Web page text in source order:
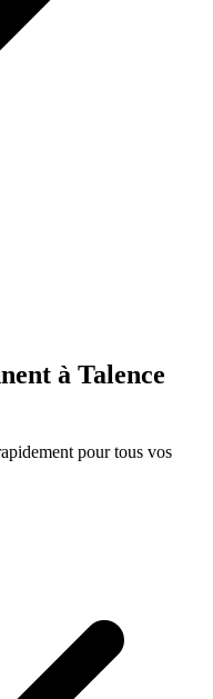
à Talence
pour tous vos